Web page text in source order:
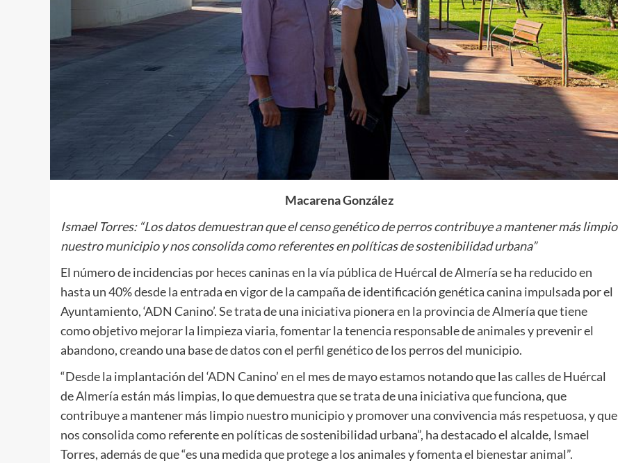
Macarena González
Ismael Torres: “Los datos demuestran que el censo genético de perros contribuye a mantener más limpio
nuestro municipio y nos consolida como referentes en políticas de sostenibilidad urbana”
El número de incidencias por heces caninas en la vía pública de Huércal de Almería se ha reducido en
hasta un 40% desde la entrada en vigor de la campaña de identificación genética canina impulsada por el
Ayuntamiento, ‘ADN Canino’. Se trata de una iniciativa pionera en la provincia de Almería que tiene
como objetivo mejorar la limpieza viaria, fomentar la tenencia responsable de animales y prevenir el
abandono, creando una base de datos con el perfil genético de los perros del municipio.
“Desde la implantación del ‘ADN Canino’ en el mes de mayo estamos notando que las calles de Huércal
de Almería están más limpias, lo que demuestra que se trata de una iniciativa que funciona, que
contribuye a mantener más limpio nuestro municipio y promover una convivencia más respetuosa, y que
nos consolida como referente en políticas de sostenibilidad urbana”, ha destacado el alcalde, Ismael
Torres, además de que “es una medida que protege a los animales y fomenta el bienestar animal”.